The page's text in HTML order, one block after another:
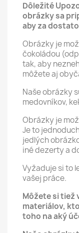
Dôležité
obrázky sa
aby za
Obrázky je
čokoládou
tak, aby
môžete aj
Naše obrázky
medovníkov,
Obrázky je
Je to
jedlých
iné dezerty a
Vyžaduje si to
vašej práce.
Môžete si
materiálov,
toho na aký